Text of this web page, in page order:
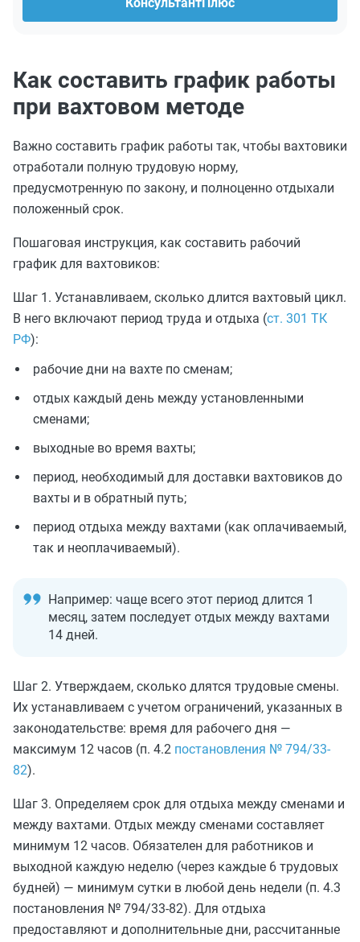
Как составить график работы
при вахтовом методе
Важно составить график работы так, чтобы вахтовики
отработали полную трудовую норму,
предусмотренную по закону, и полноценно отдыхали
положенный срок.
Пошаговая инструкция, как составить рабочий
график для вахтовиков:
Шаг 1. Устанавливаем, сколько длится вахтовый цикл.
В него включают период труда и отдыха (ст. 301 ТК
РФ):
рабочие дни на вахте по сменам;
отдых каждый день между установленными
сменами;
выходные во время вахты;
период, необходимый для доставки вахтовиков до
вахты и в обратный путь;
период отдыха между вахтами (как оплачиваемый,
так и неоплачиваемый).
Например: чаще всего этот период длится 1
месяц, затем последует отдых между вахтами
14 дней.
Шаг 2. Утверждаем, сколько длятся трудовые смены.
Их устанавливаем с учетом ограничений, указанных в
законодательстве: время для рабочего дня —
максимум 12 часов (п. 4.2 постановления № 794/33-
82).
Шаг 3. Определяем срок для отдыха между сменами и
между вахтами. Отдых между сменами составляет
минимум 12 часов. Обязателен для работников и
выходной каждую неделю (через каждые 6 трудовых
будней) — минимум сутки в любой день недели (п. 4.3
постановления № 794/33-82). Для отдыха
предоставляют и дополнительные дни, рассчитанные